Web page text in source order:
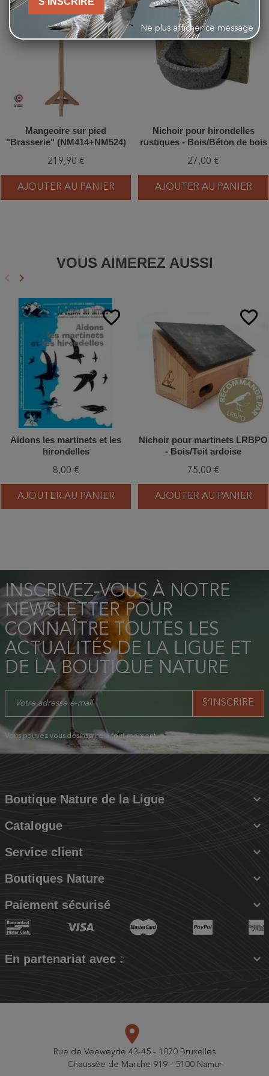
favorite_border
Mangeoire sur pied
"Brasserie" (NM414+NM524)
219,90 €
AJOUTER AU PANIER
favorite_border
Nichoir pour hirondelles
rustiques - Bois/Béton de bois
27,00 €
AJOUTER AU PANIER
VOUS AIMEREZ AUSSI
Précédent
keyboard_arrow_left Suivant
keyboard_arrow_right
favorite_border
Aidons les martinets et les
hirondelles
8,00 €
AJOUTER AU PANIER
favorite_border
Nichoir pour martinets LRBPO
- Bois/Toit ardoise
75,00 €
AJOUTER AU PANIER
INSCRIVEZ-VOUS À NOTRE
NEWSLETTER POUR
CONNAÎTRE TOUTES LES
ACTUALITÉS DE LA LIGUE ET
DE LA BOUTIQUE NATURE
Vous pouvez vous désinscrire à tout moment.
Boutique Nature de la Ligue 
Catalogue 
Service client 
Boutiques Nature 
Paiement sécurisé 
En partenariat avec : 
place
Rue de Veeweyde 43-45 - 1070 Bruxelles
Chaussée de Marche 919 - 5100 Namur
Ne plus afficher ce message